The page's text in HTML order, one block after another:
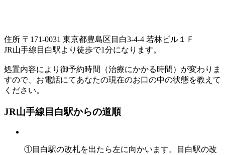
住所 〒171-0031 東京都豊島区目白3-4-4 若林ビル１Ｆ
JR山手線目白駅より徒歩で1分になります。
処置内容により御予約時間（治療にかかる時間）が変わりま
すので、お電話にてあなたの現在のお口の中の状態を教えて
ください。
JR山手線目白駅からの道順
①目白駅の改札を出たら左に向かいます。目白駅の改